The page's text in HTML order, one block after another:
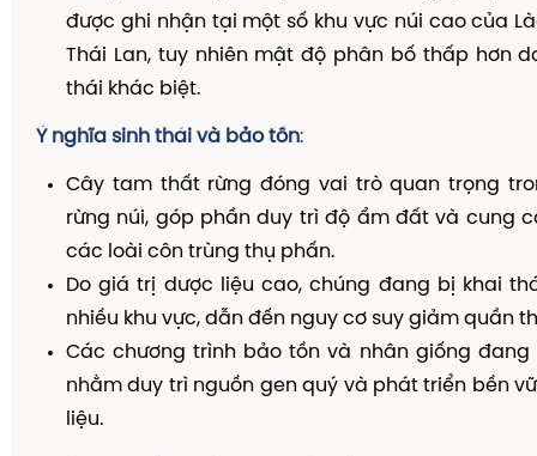
được ghi nhận tại một số khu vực núi cao của
Thái Lan, tuy nhiên mật độ phân bố thấp hơn
thái khác biệt.
Ý nghĩa sinh thái và bảo tồn:
Cây tam thất rừng đóng vai trò quan trọng
rừng núi, góp phần duy trì độ ẩm đất và cung
các loài côn trùng thụ phấn.
Do giá trị dược liệu cao, chúng đang bị khai
nhiều khu vực, dẫn đến nguy cơ suy giảm quần
Các chương trình bảo tồn và nhân giống đang
nhằm duy trì nguồn gen quý và phát triển bền
liệu.